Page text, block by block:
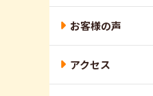
お客様の声
アクセス